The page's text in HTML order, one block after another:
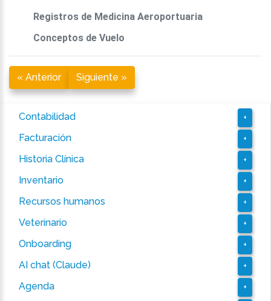
Registros de Medicina Aeroportuaria
Conceptos de Vuelo
« Anterior Siguiente »
Contabilidad +
Facturación +
Historia Clínica +
Inventario +
Recursos humanos +
Veterinario +
Onboarding +
AI chat (Claude) +
Agenda +